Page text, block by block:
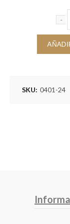
Vestido
SKU: 0401-24